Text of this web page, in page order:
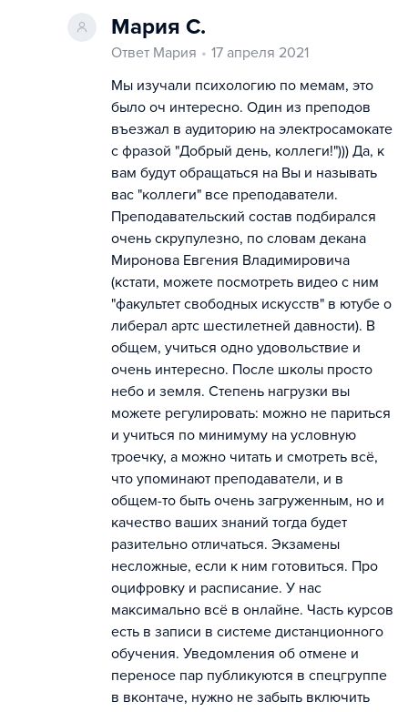
Мария С.
Ответ Мария
17 апреля 2021
Мы изучали психологию по мемам, это
было оч интересно. Один из преподов
въезжал в аудиторию на электросамокате
с фразой "Добрый день, коллеги!"))) Да, к
вам будут обращаться на Вы и называть
вас "коллеги" все преподаватели.
Преподавательский состав подбирался
очень скрупулезно, по словам декана
Миронова Евгения Владимировича
(кстати, можете посмотреть видео с ним
"факультет свободных искусств" в ютубе о
либерал артс шестилетней давности). В
общем, учиться одно удовольствие и
очень интересно. После школы просто
небо и земля. Степень нагрузки вы
можете регулировать: можно не париться
и учиться по минимуму на условную
троечку, а можно читать и смотреть всё,
что упоминают преподаватели, и в
общем-то быть очень загруженным, но и
качество ваших знаний тогда будет
разительно отличаться. Экзамены
несложные, если к ним готовиться. Про
оцифровку и расписание. У нас
максимально всё в онлайне. Часть курсов
есть в записи в системе дистанционного
обучения. Уведомления об отмене и
переносе пар публикуются в спецгруппе
в вконтаче, нужно не забыть включить